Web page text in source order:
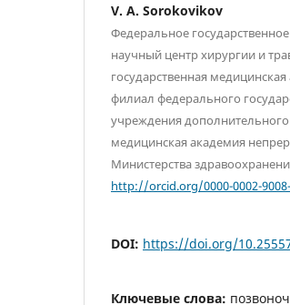
V. A. Sorokovikov
Федеральное
научный центр хирургии и
государственная
филиал федерального
учреждения
медицинская академия
Министерства
http://orcid.org/0000-0002-
DOI: https://doi.org/
Ключевые слова: